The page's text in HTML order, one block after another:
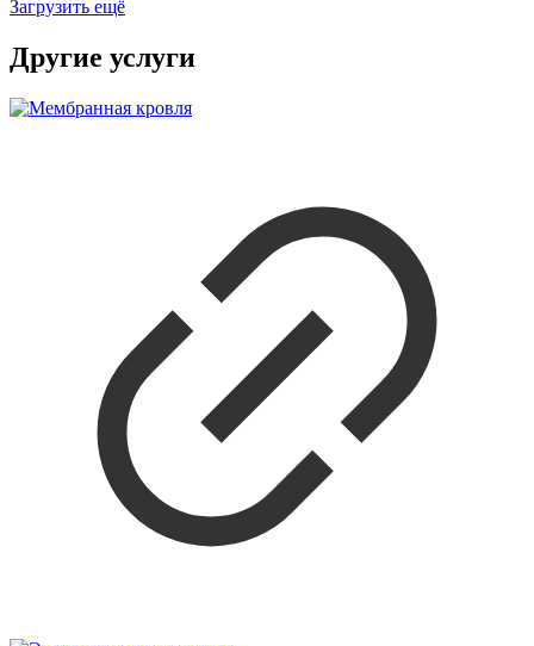
Загрузить ещё
Другие услуги